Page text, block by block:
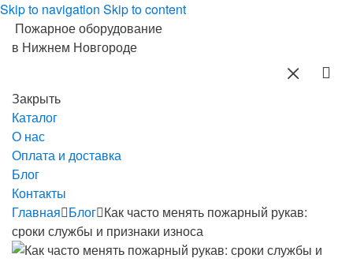
Skip to navigation Skip to content
Пожарное оборудование
в Нижнем Новгороде
Закрыть
Каталог
О нас
Оплата и доставка
Блог
Контакты
Главная Блог Как часто менять пожарный рукав:
сроки службы и признаки износа